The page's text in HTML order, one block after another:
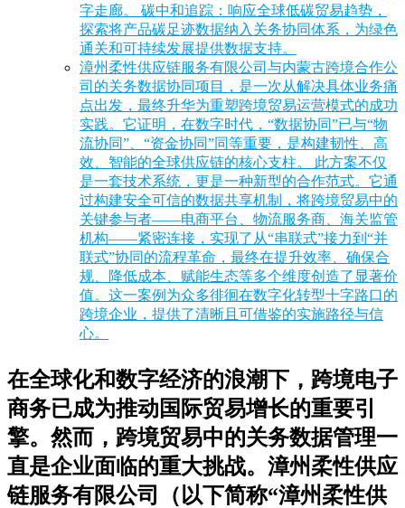
字走廊。 碳中和追踪：响应全球低碳贸易趋势，
探索将产品碳足迹数据纳入关务协同体系，为绿色
通关和可持续发展提供数据支持。
漳州柔性供应链服务有限公司与内蒙古跨境合作公
司的关务数据协同项目，是一次从解决具体业务痛
点出发，最终升华为重塑跨境贸易运营模式的成功
实践。它证明，在数字时代，“数据协同”已与“物
流协同”、“资金协同”同等重要，是构建韧性、高
效、智能的全球供应链的核心支柱。 此方案不仅
是一套技术系统，更是一种新型的合作范式。它通
过构建安全可信的数据共享机制，将跨境贸易中的
关键参与者——电商平台、物流服务商、海关监管
机构——紧密连接，实现了从“串联式”接力到“并
联式”协同的流程革命，最终在提升效率、确保合
规、降低成本、赋能生态等多个维度创造了显著价
值。这一案例为众多徘徊在数字化转型十字路口的
跨境企业，提供了清晰且可借鉴的实施路径与信
心。
在全球化和数字经济的浪潮下，跨境电子
商务已成为推动国际贸易增长的重要引
擎。然而，跨境贸易中的关务数据管理一
直是企业面临的重大挑战。漳州柔性供应
链服务有限公司（以下简称“漳州柔性供